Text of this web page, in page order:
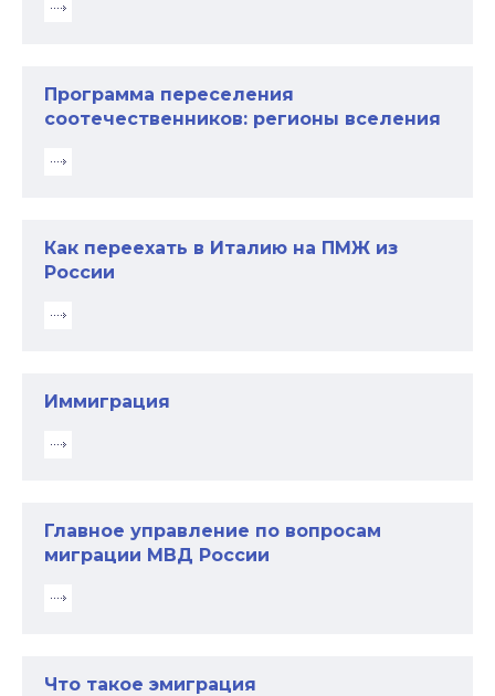
Программа переселения
соотечественников: регионы вселения
Как переехать в Италию на ПМЖ из
России
Иммиграция
Главное управление по вопросам
миграции МВД России
Что такое эмиграция